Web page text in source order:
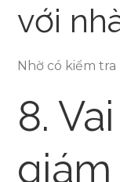
với
Nhờ có kiểm
8.